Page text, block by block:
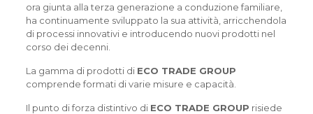
ora giunta alla terza generazione a conduzione familiare,
ha continuamente sviluppato la sua attività, arricchendola
di processi innovativi e introducendo nuovi prodotti nel
corso dei decenni.
La gamma di prodotti di ECO TRADE GROUP
comprende formati di varie misure e capacità.
Il punto di forza distintivo di ECO TRADE GROUP risiede